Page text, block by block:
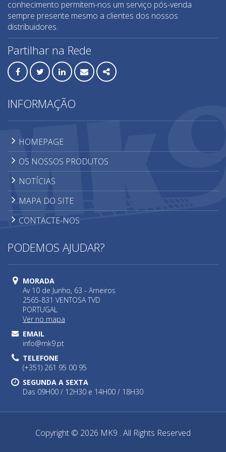
Mós de desbaste
Movimentação de azulejo
Perfilagem de topos
RLS - Niveladores azulejo
Sistemas de elevação
Sistemas de furação
conhecimento permitem-nos um serviço pós-venda
sempre presente mesmo a clientes dos nossos
distribuidores.
Partilhar na Rede
FacebookTwitterLinkedinEmail Share
INFORMAÇÃO
HOMEPAGE
OS NOSSOS PRODUTOS
NOTÍCIAS
MAPA DO SITE
CONTACTE-NOS
PODEMOS AJUDAR?
MORADA
Av 10 de Junho, 63 - Arneiros
2565-831 VENTOSA TVD
PORTUGAL
Ver no mapa
EMAIL
info@mk9.pt
TELEFONE
(+351) 261 95 00 95
SEGUNDA A SEXTA
Das 09H00 / 12H30 e 14H00 / 18H30
Copyright © 2026 MK9 . All Rights Reserved